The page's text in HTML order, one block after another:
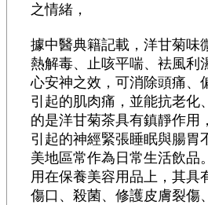
之情緒，
據中醫典籍記載，洋甘菊味
熱解毒、止咳平喘、袪風利
心安神之效，可消除頭痛、
引起的肌肉痛，並能抗老化
的是洋甘菊茶具有鎮靜作用
引起的神經緊張睡眠與腸胃
美地區常作為日常生活飲品
用在保養美容用品上，其具
傷口、殺菌、修護皮膚裂傷